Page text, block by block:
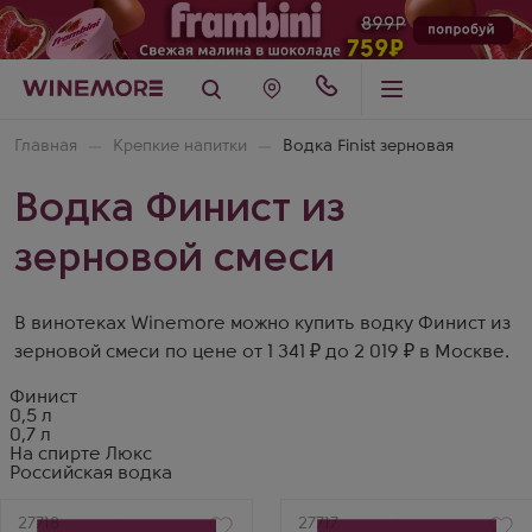
Главная Крепкие напитки Водка Finist зерновая
Водка Финист из
зерновой смеси
В винотеках Winemore можно купить водку Финист из
зерновой смеси по цене от 1 341 ₽ до 2 019 ₽ в Москве.
Финист
0,5 л
0,7 л
На спирте Люкс
Российская водка
Артикул
27718 Артикул
27717